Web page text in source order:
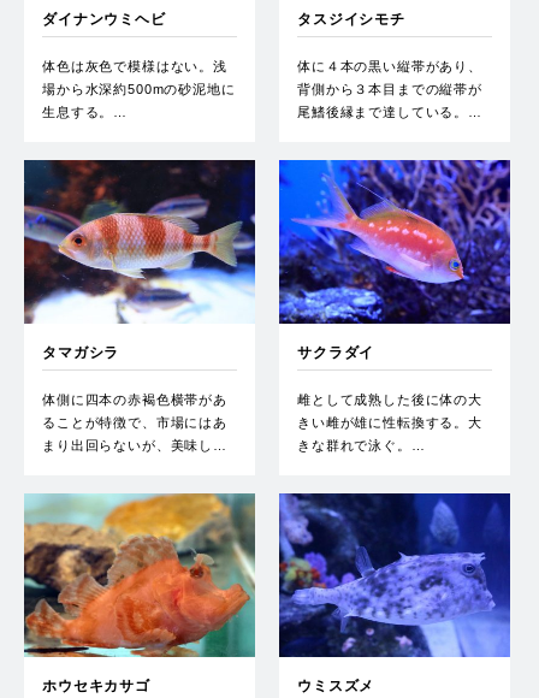
ダイナンウミヘビ
体色は灰色で模様はない。浅
場から水深約500mの砂泥地に
生息する。…
タスジイシモチ
体に４本の黒い縦帯があり、
背側から３本目までの縦帯が
尾鰭後縁まで達している。…
タマガシラ
体側に四本の赤褐色横帯があ
ることが特徴で、市場にはあ
まり出回らないが、美味し…
サクラダイ
雌として成熟した後に体の大
きい雌が雄に性転換する。大
きな群れで泳ぐ。…
ホウセキカサゴ ウミスズメ